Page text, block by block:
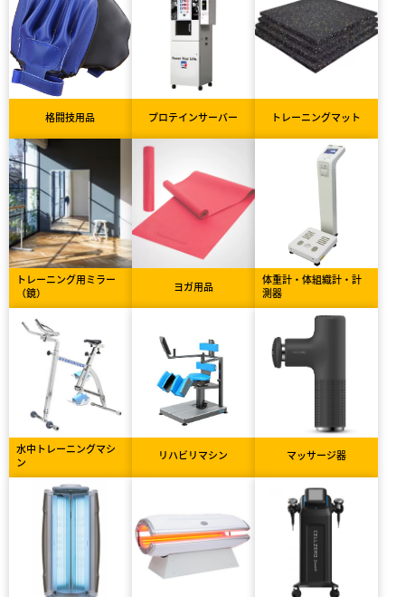
格闘技用品 プロテインサーバー トレーニングマット
トレーニング用ミラー
（鏡）
ヨガ用品
体重計・体組織計・計
測器
水中トレーニングマシ
ン
リハビリマシン マッサージ器